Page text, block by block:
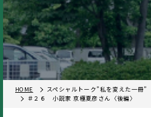
HOME
スペシャルトーク”私を変えた一冊”
＃２６ 小説家 京極夏彦さん〈後編〉